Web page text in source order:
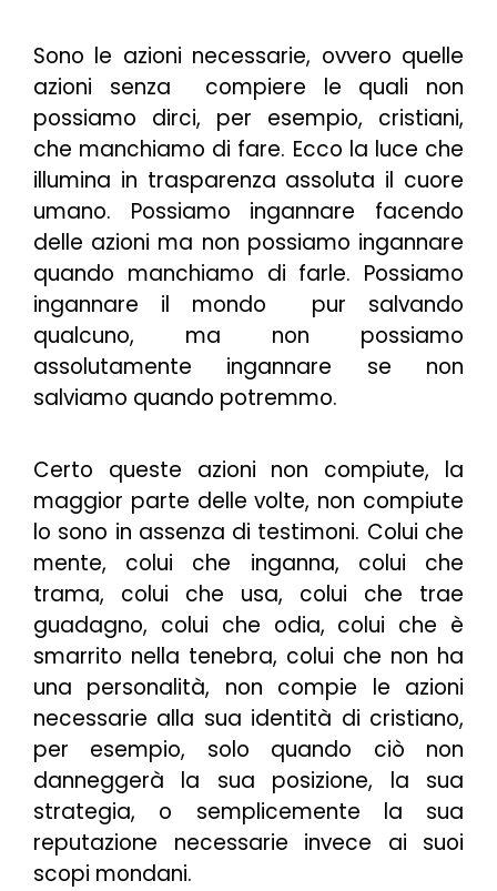
Sono le azioni necessarie, ovvero quelle
azioni senza compiere le quali non
possiamo dirci, per esempio, cristiani,
che manchiamo di fare. Ecco la luce che
illumina in trasparenza assoluta il cuore
umano. Possiamo ingannare facendo
delle azioni ma non possiamo ingannare
quando manchiamo di farle. Possiamo
ingannare il mondo pur salvando
qualcuno, ma non possiamo
assolutamente ingannare se non
salviamo quando potremmo.
Certo queste azioni non compiute, la
maggior parte delle volte, non compiute
lo sono in assenza di testimoni. Colui che
mente, colui che inganna, colui che
trama, colui che usa, colui che trae
guadagno, colui che odia, colui che è
smarrito nella tenebra, colui che non ha
una personalità, non compie le azioni
necessarie alla sua identità di cristiano,
per esempio, solo quando ciò non
danneggerà la sua posizione, la sua
strategia, o semplicemente la sua
reputazione necessarie invece ai suoi
scopi mondani.